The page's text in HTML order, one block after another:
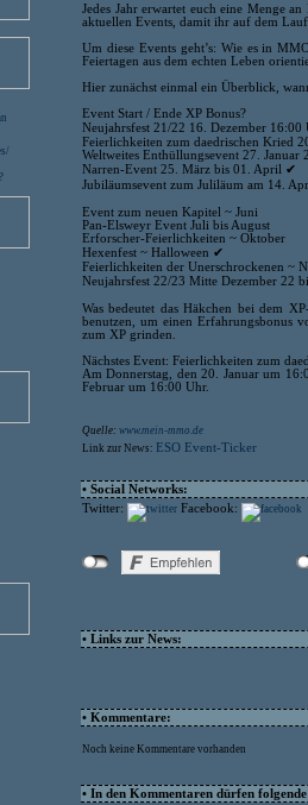
Jedes Jahr erwartet euch eine Menge
aktuellen Events, damit ihr auf dem
Um diese Events geht’s: Wie es in
Feiertagen aus dem echten Leben
Hier zunächst einmal ein Überblick,
Event Start / Ende XP Bonus?
Neujahrsfest 21/22 16. Dezember
Feierlichkeiten zum daedrischen Kried
Weltweites Enthüllungsevent 27.
Narren-Event 25. März bis 01. April ✔
Jubiläumsevent zum Juliläum am 14.
Event zum neuen Kapitel ~ Juni
Pan-Elsweyr Event Juli bis August
Erforscher-Feierlichkeiten ~ Oktober
Hexenfest ~ Halloween ✔
Feierlichkeiten der Unerschrockenen ~
Neujahrsfest 22/23 Mitte Dezember 22
Was bedeutet das Häkchen bei dem
benutzen, um einen Erfahrungsbonus
zum XP grinden.
Nächstes Event: Feierlichkeiten zum
Am Donnerstag, den 20. Januar um
Februar um 16:00 Uhr.
Quelle: www.mein-mmo.de
Link zur News: ESO Event-Ticker
• Social Networks:
Twitter:
Facebook:
• Links zur News:
• Kommentare:
Noch keine Kommentare vorhanden
• In den Kommentaren dürfen